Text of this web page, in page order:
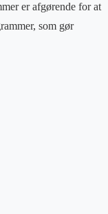
er afgørende for at
som gør